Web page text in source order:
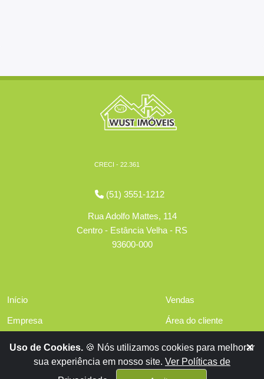
CRECI - 22.361
(51) 3551-1212
Rua Adolfo Mattes, 114
Centro - Estância Velha - RS
93600-000
Início
Empresa
Financiamentos
Vendas
Área do cliente
Contato
Uso de Cookies. 🍪 Nós utilizamos cookies para melhorar
sua experiência em nosso site. Ver Políticas de